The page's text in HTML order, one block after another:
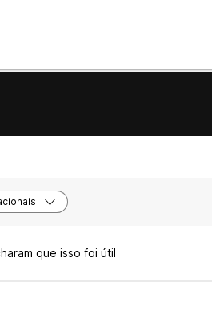
que isso foi útil